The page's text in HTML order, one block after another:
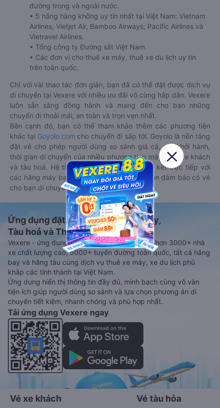
đường trong và ngoài nước.
• 5 hãng hàng không uy tín nhất tại Việt Nam: Vietnam
Airlines, Vietjet Air, Bamboo Airways, Pacific Airlines và
Vietravel Airlines.
• Tổng công ty Đường sắt Việt Nam.
• Các đơn vị cho thuê xe máy, thuê xe du lịch uy tín
trên toàn quốc.
Chỉ với vài thao tác đơn giản, bạn đã có thể đặt được dịch vụ
di chuyển tại Vexere với nhiều ưu đãi vô cùng hấp dẫn. Vexere
luôn sẵn sàng đồng hành và mang đến cho bạn những
chuyến đi thoải mái, an toàn và trọn vẹn nhất.
Bên cạnh đó, bạn có thể tham khảo thêm các phương tiện
khác tại Goyolo.com cho chuyến đi sắp tới. Goyolo là nền tảng
đặt vé cho phép người dùng so sánh giá cả, giờ khởi hành,
thời gian di chuyển của nhiều phương tiện máy bay, xe khách
và tàu hoả. Hệ thống của Goyolo được liên kết trực tiếp với
các hãng máy bay, xe khách và tàu hoả, luôn đảm bảo có vé
cho bạn di chuyển.
Ứng dụng đặt vé Xe khách, Máy bay,
Tàu hoả và Thuê xe
Vexere - ứng dụng đặt vé đa phương tiện với hơn 3000+ nhà
xe chất lượng cao, 5000+ tuyến đường toàn quốc, tất cả hãng
bay và hãng tàu cùng dịch vụ thuê xe máy, xe du lịch phủ
khắp các tỉnh thành tại Việt Nam.
Ứng dụng hiển thị thông tin đầy đủ, minh bạch cùng vô vàn
tiện ích giúp người dùng so sánh và lựa chọn phương án di
chuyển tiết kiệm, nhanh chóng và phù hợp nhất.
Tải ứng dụng Vexere ngay
Vé xe khách Vé tàu hỏa